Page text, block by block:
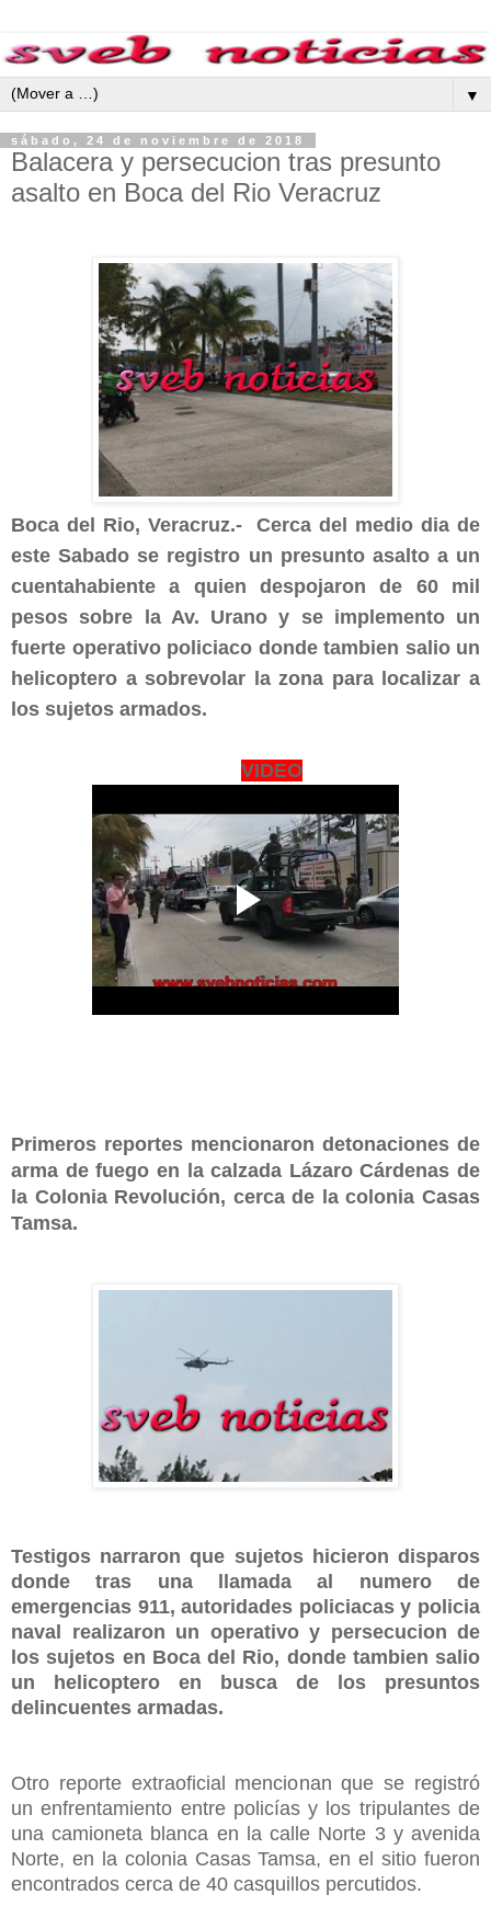
▼
sábado, 24 de noviembre de 2018
Balacera y persecucion tras presunto
asalto en Boca del Rio Veracruz
Boca del Rio, Veracruz.- Cerca del medio dia de
este Sabado se registro un presunto asalto a un
cuentahabiente a quien despojaron de 60 mil
pesos sobre la Av. Urano y se implemento un
fuerte operativo policiaco donde tambien salio un
helicoptero a sobrevolar la zona para localizar a
los sujetos armados.
VIDEO
Primeros reportes mencionaron detonaciones de
arma de fuego en la calzada Lázaro Cárdenas de
la Colonia Revolución, cerca de la colonia Casas
Tamsa.
Testigos narraron que sujetos hicieron disparos
donde tras una llamada al numero de
emergencias 911, autoridades policiacas y policia
naval realizaron un operativo y persecucion de
los sujetos en Boca del Rio, donde tambien salio
un helicoptero en busca de los presuntos
delincuentes armadas.
Otro reporte extraoficial mencionan que se registró
un enfrentamiento entre policías y los tripulantes de
una camioneta blanca en la calle Norte 3 y avenida
Norte, en la colonia Casas Tamsa, en el sitio fueron
encontrados cerca de 40 casquillos percutidos.